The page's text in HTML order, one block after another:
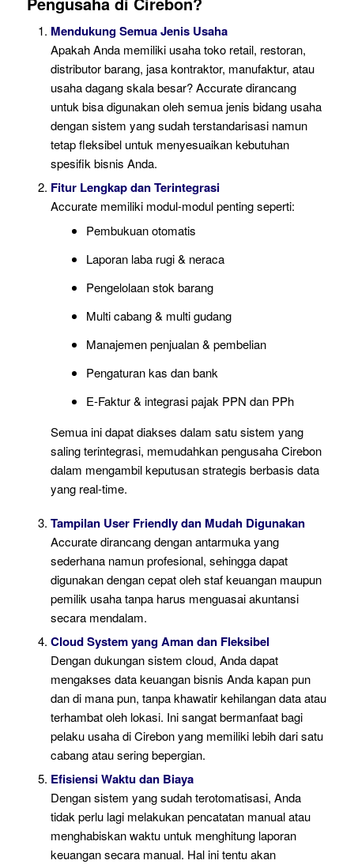
Mendukung Semua Jenis Usaha
Apakah Anda memiliki usaha toko retail, restoran,
distributor barang, jasa kontraktor, manufaktur, atau
usaha dagang skala besar? Accurate dirancang
untuk bisa digunakan oleh semua jenis bidang usaha
dengan sistem yang sudah terstandarisasi namun
tetap fleksibel untuk menyesuaikan kebutuhan
spesifik bisnis Anda.
Fitur Lengkap dan Terintegrasi
Accurate memiliki modul-modul penting seperti:
Pembukuan otomatis
Laporan laba rugi & neraca
Pengelolaan stok barang
Multi cabang & multi gudang
Manajemen penjualan & pembelian
Pengaturan kas dan bank
E-Faktur & integrasi pajak PPN dan PPh
Semua ini dapat diakses dalam satu sistem yang
saling terintegrasi, memudahkan pengusaha Cirebon
dalam mengambil keputusan strategis berbasis data
yang real-time.
Tampilan User Friendly dan Mudah Digunakan
Accurate dirancang dengan antarmuka yang
sederhana namun profesional, sehingga dapat
digunakan dengan cepat oleh staf keuangan maupun
pemilik usaha tanpa harus menguasai akuntansi
secara mendalam.
Cloud System yang Aman dan Fleksibel
Dengan dukungan sistem cloud, Anda dapat
mengakses data keuangan bisnis Anda kapan pun
dan di mana pun, tanpa khawatir kehilangan data atau
terhambat oleh lokasi. Ini sangat bermanfaat bagi
pelaku usaha di Cirebon yang memiliki lebih dari satu
cabang atau sering bepergian.
Efisiensi Waktu dan Biaya
Dengan sistem yang sudah terotomatisasi, Anda
tidak perlu lagi melakukan pencatatan manual atau
menghabiskan waktu untuk menghitung laporan
keuangan secara manual. Hal ini tentu akan